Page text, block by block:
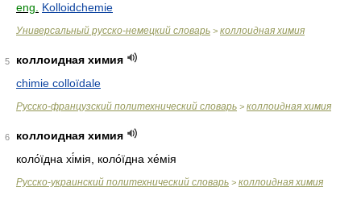
eng.
Kolloidchemie
Универсальный русско-немецкий словарь > коллоидная химия
5
коллоидная химия
chimie colloïdale
Русско-французский политехнический словарь > коллоидная химия
6
коллоидная химия
коло́їдна хі́мія, коло́їдна хе́мія
Русско-украинский политехнический словарь > коллоидная химия